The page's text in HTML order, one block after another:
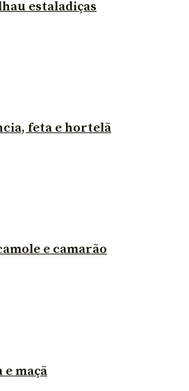
estaladiças
feta e hortelã
e camarão
maçã